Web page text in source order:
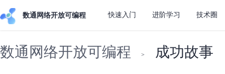
数通网络开放可编程 快速入门 进阶学习 技术圈
数通网络开放可编程 > 成功故事